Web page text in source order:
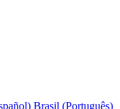
Brasil (Português)